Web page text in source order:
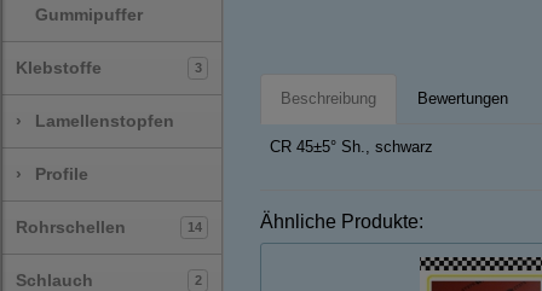
Gummipuffer
Klebstoffe 3
› Lamellenstopfen
› Profile
Rohrschellen 14
Schlauch 2
Beschreibung Bewertungen
CR 45±5° Sh., schwarz
Ähnliche Produkte: